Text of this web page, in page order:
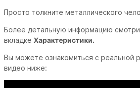
Просто толкните металлического
Более детальную информацию
вкладке Характеристики.
Вы можете ознакомиться с реальной
видео ниже: